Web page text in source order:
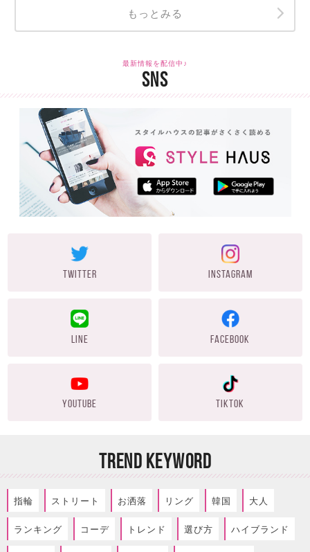
もっとみる
最新情報を配信中♪
SNS
TWITTER INSTAGRAM
LINE FACEBOOK
YOUTUBE TIKTOK
TREND KEYWORD
指輪 ストリート お洒落 リング 韓国 大人
ランキング コーデ トレンド 選び方 ハイブランド